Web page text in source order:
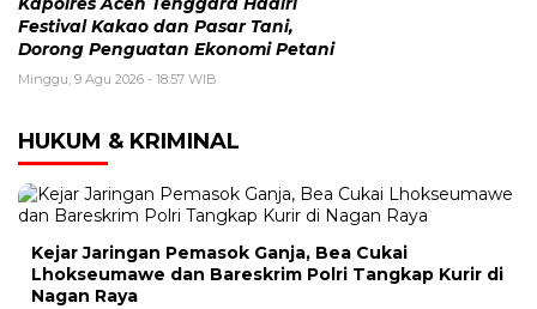
Kapolres Aceh Tenggara Hadiri
Festival Kakao dan Pasar Tani,
Dorong Penguatan Ekonomi Petani
Minggu, 9 Agu 2026 - 18:57 WIB
HUKUM & KRIMINAL
Kejar Jaringan Pemasok Ganja, Bea Cukai
Lhokseumawe dan Bareskrim Polri Tangkap Kurir di
Nagan Raya